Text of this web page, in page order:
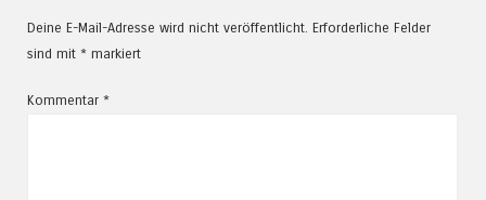
Deine E-Mail-Adresse wird nicht veröffentlicht. Erforderliche Felder
sind mit * markiert
Kommentar *